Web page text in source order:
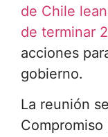
de Chile
de terminar
acciones
gobierno.
La reunión